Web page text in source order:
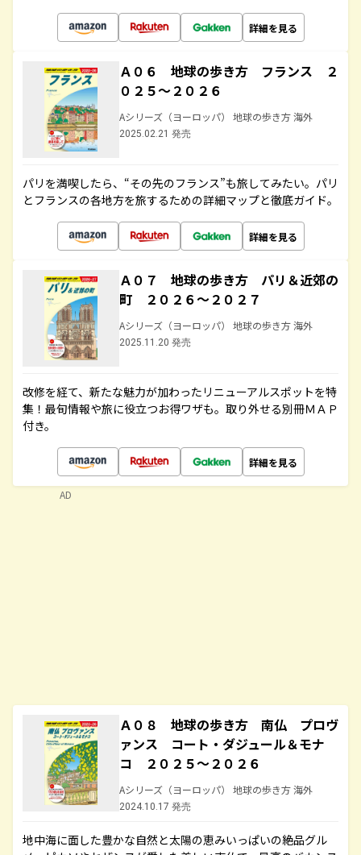
詳細を見る
Ａ０６ 地球の歩き方 フランス ２
０２５～２０２６
Aシリーズ（ヨーロッパ） 地球の歩き方 海外
2025.02.21 発売
パリを満喫したら、“その先のフランス”も旅してみたい。パリ
とフランスの各地方を旅するための詳細マップと徹底ガイド。
詳細を見る
Ａ０７ 地球の歩き方 パリ＆近郊の
町 ２０２６～２０２７
Aシリーズ（ヨーロッパ） 地球の歩き方 海外
2025.11.20 発売
改修を経て、新たな魅力が加わったリニューアルスポットを特
集！最旬情報や旅に役立つお得ワザも。取り外せる別冊ＭＡＰ
付き。
詳細を見る
Ａ０８ 地球の歩き方 南仏 プロヴ
ァンス コート・ダジュール＆モナ
コ ２０２５～２０２６
Aシリーズ（ヨーロッパ） 地球の歩き方 海外
2024.10.17 発売
地中海に面した豊かな自然と太陽の恵みいっぱいの絶品グル
AD